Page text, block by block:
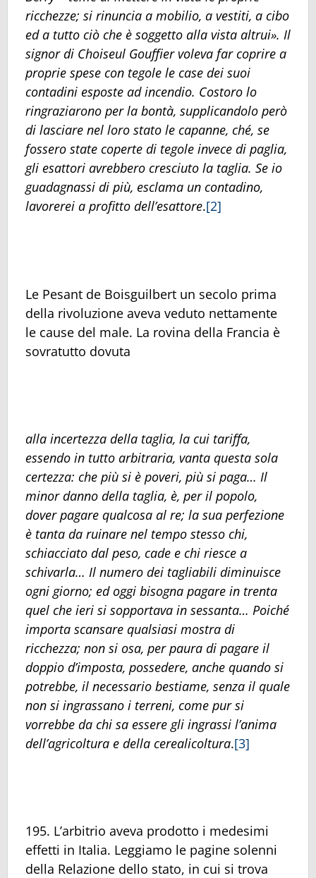
ricchezze; si rinuncia a mobilio, a vestiti, a cibo
ed a tutto ciò che è soggetto alla vista altrui». Il
signor di Choiseul Gouffier voleva far coprire a
proprie spese con tegole le case dei suoi
contadini esposte ad incendio. Costoro lo
ringraziarono per la bontà, supplicandolo però
di lasciare nel loro stato le capanne, ché, se
fossero state coperte di tegole invece di paglia,
gli esattori avrebbero cresciuto la taglia. Se io
guadagnassi di più, esclama un contadino,
lavorerei a profitto dell’esattore.[2]
Le Pesant de Boisguilbert un secolo prima
della rivoluzione aveva veduto nettamente
le cause del male. La rovina della Francia è
sovratutto dovuta
alla incertezza della taglia, la cui tariffa,
essendo in tutto arbitraria, vanta questa sola
certezza: che più si è poveri, più si paga… Il
minor danno della taglia, è, per il popolo,
dover pagare qualcosa al re; la sua perfezione
è tanta da ruinare nel tempo stesso chi,
schiacciato dal peso, cade e chi riesce a
schivarla… Il numero dei tagliabili diminuisce
ogni giorno; ed oggi bisogna pagare in trenta
quel che ieri si sopportava in sessanta… Poiché
importa scansare qualsiasi mostra di
ricchezza; non si osa, per paura di pagare il
doppio d’imposta, possedere, anche quando si
potrebbe, il necessario bestiame, senza il quale
non si ingrassano i terreni, come pur si
vorrebbe da chi sa essere gli ingrassi l’anima
dell’agricoltura e della cerealicoltura.[3]
195. L’arbitrio aveva prodotto i medesimi
effetti in Italia. Leggiamo le pagine solenni
della Relazione dello stato, in cui si trova